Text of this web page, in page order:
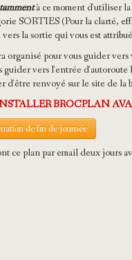
à ce moment d'utiliser
SORTIES (Pour la clarté,
la sortie qui vous est
organisé pour vous guider
guider vers l'entrée
d'être renvoyé sur le site de la
BROCPLAN
de fin de journée
ce plan par email deux jours